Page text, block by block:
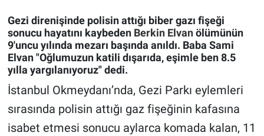
Gezi direnişinde polisin attığı biber gazı fişeği
sonucu hayatını kaybeden Berkin Elvanölümünün
9'uncu yılında mezarı başında anıldı. Baba Sami
Elvan "Oğlumuzun katili dışarıda, eşimle ben 8.5
yılla yargılanıyoruz" dedi.
İstanbul Okmeydanı’nda, Gezi Parkı eylemleri
sırasında polisin attığı gaz fişeğinin kafasına
isabet etmesi sonucu aylarca komada kalan, 11
Gün Başlıyor
Gün Bitiyor
Gün Ortası
Gündem Özel